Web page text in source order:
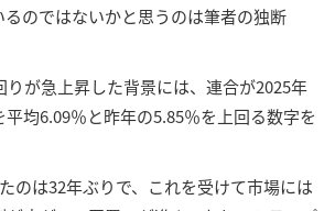
のではないかと思うのは筆者の独断
りが急上昇した背景には、連合が2025年
均6.09％と昨年の5.85％を上回る数字を
のは32年ぶりで、これを受けて市場には